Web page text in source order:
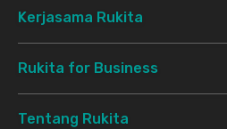
Kerjasama Rukita
Rukita for Business
Tentang Rukita